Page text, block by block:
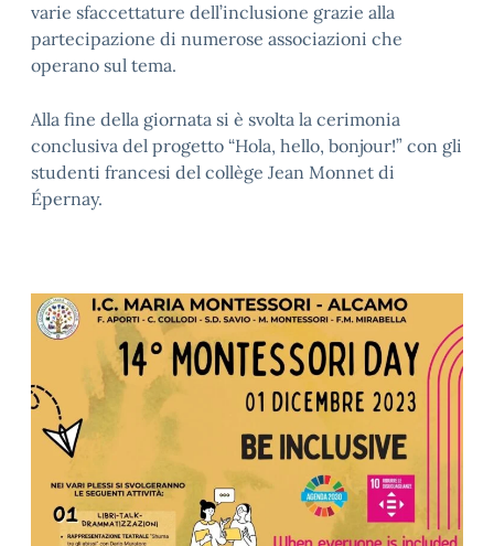
varie sfaccettature dell’inclusione grazie alla
partecipazione di numerose associazioni che
operano sul tema.
Alla fine della giornata si è svolta la cerimonia
conclusiva del progetto “Hola, hello, bonjour!” con gli
studenti francesi del collège Jean Monnet di
Épernay.